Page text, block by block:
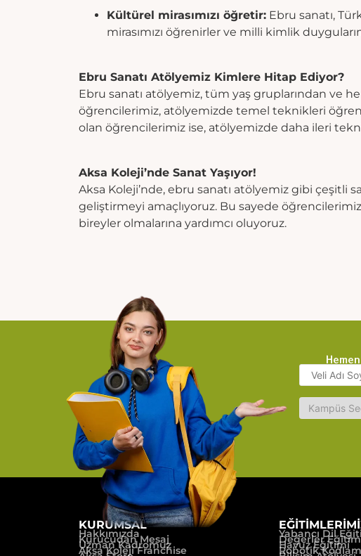
Kültürel mirasımızı öğretir: Ebru sanatı,
mirasımızı öğrenirler ve milli kimlik
Ebru Sanatı Atölyemiz Kimlere Hitap Ediyor?
Ebru sanatı atölyemiz, tüm yaş gruplarından ve
öğrencilerimiz, atölyemizde temel teknikleri
olan öğrencilerimiz ise, atölyemizde daha ileri
Aksa Koleji’nde Sanat Yaşıyor!
Aksa Koleji’nde, ebru sanatı atölyemiz gibi
geliştirmeyi amaçlıyoruz. Bu sayede
bireyler olmalarına yardımcı oluyoruz.
KURUMSAL
Hakkımızda
Kurucudan Mesaj
Uzman Kadromuz
Aksa Koleji Franchise
Yabancı Dil
Değerler
Havuz Eğitimi
Robotik